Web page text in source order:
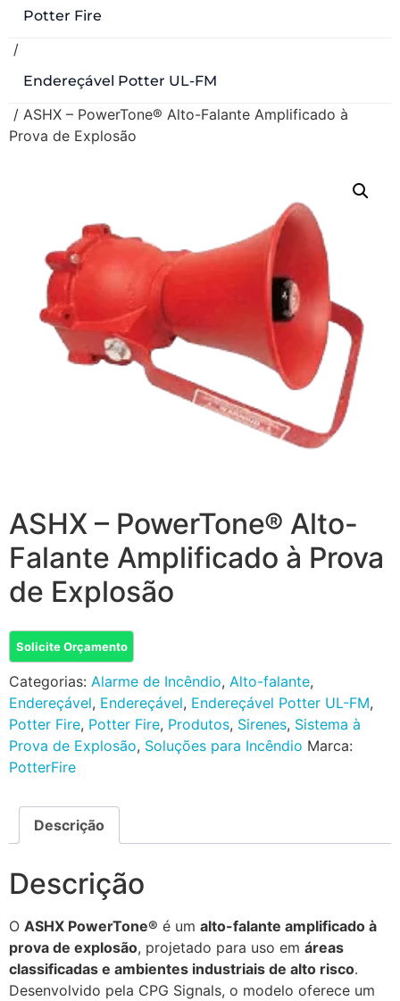
Potter Fire
/
Endereçável Potter UL-FM
/ ASHX – PowerTone® Alto-Falante Amplificado à
Prova de Explosão
ASHX – PowerTone® Alto-
Falante Amplificado à Prova
de Explosão
Solicite Orçamento
Categorias: Alarme de Incêndio, Alto-falante,
Endereçável, Endereçável, Endereçável Potter UL-FM,
Potter Fire, Potter Fire, Produtos, Sirenes, Sistema à
Prova de Explosão, Soluções para Incêndio Marca:
PotterFire
Descrição
Descrição
O ASHX PowerTone® é um alto-falante amplificado à
prova de explosão, projetado para uso em áreas
classificadas e ambientes industriais de alto risco.
Desenvolvido pela CPG Signals, o modelo oferece um